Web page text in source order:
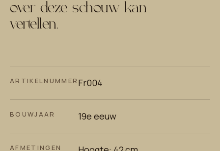
over deze schouw kan
vertellen.
ARTIKELNUMMER Fr004
BOUWJAAR 19e eeuw
AFMETINGEN